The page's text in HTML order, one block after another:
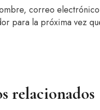
correo
para la próxima vez
relacionados